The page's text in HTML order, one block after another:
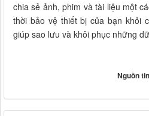
chia sẻ ảnh, phim và tài liệu một
thời bảo vệ thiết bị của bạn khỏi
giúp sao lưu và khôi phục những
Nguồn